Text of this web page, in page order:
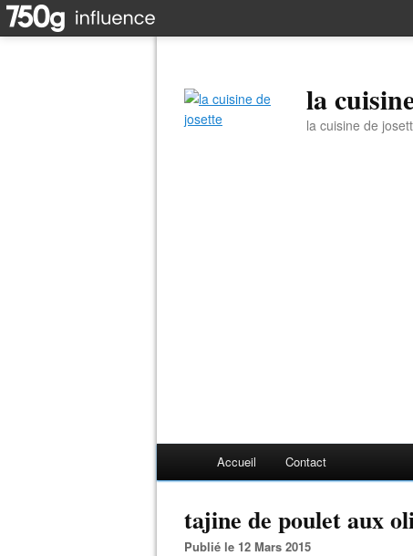
la
la cuisine de
Accueil Contact
tajine de poulet aux
Publié le 12 Mars 2015